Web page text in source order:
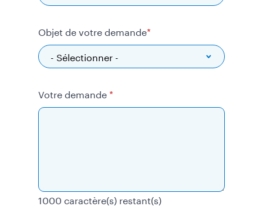
Objet de votre demande
Votre demande
1000 caractère(s) restant(s)